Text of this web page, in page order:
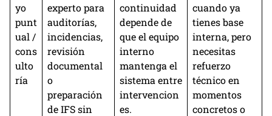
yo
punt
ual /
cons
ulto
ría
experto para
auditorías,
incidencias,
revisión
documental
o
preparación
de IFS sin
continuidad
depende de
que el equipo
interno
mantenga el
sistema entre
intervencion
es.
cuando ya
tienes base
interna, pero
necesitas
refuerzo
técnico en
momentos
concretos o